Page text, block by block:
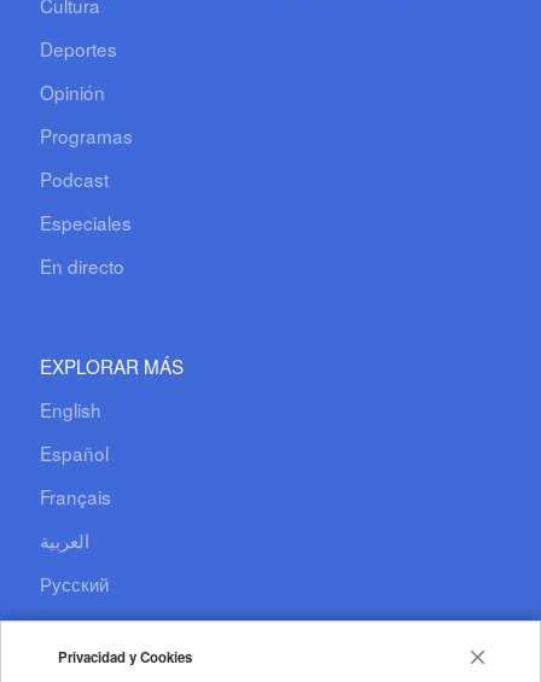
Privacidad y Cookies
Cultura
Deportes
Opinión
Programas
Podcast
Especiales
En directo
EXPLORAR MÁS
English
Español
Français
العربية
Русский
Documentary
CCTV+